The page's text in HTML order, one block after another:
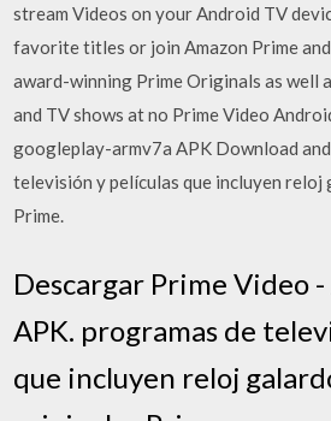
stream Videos on your Android TV
favorite titles or join Amazon Prime
award-winning Prime Originals as well
and TV shows at no Prime Video
googleplay-armv7a APK Download
televisión y películas que incluyen
Prime.
Descargar Prime Video
APK. programas de
que incluyen reloj